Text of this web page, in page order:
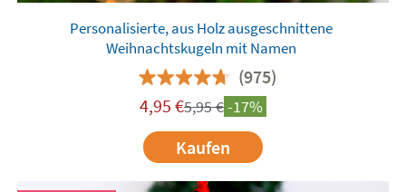
Personalisierte, aus Holz ausgeschnittene
Weihnachtskugeln mit Namen
(975)
4,95 €5,95€-17%
Kaufen